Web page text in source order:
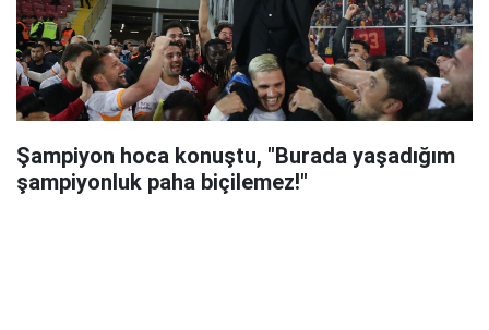
Şampiyon hoca konuştu, "Burada yaşadığım
şampiyonluk paha biçilemez!"